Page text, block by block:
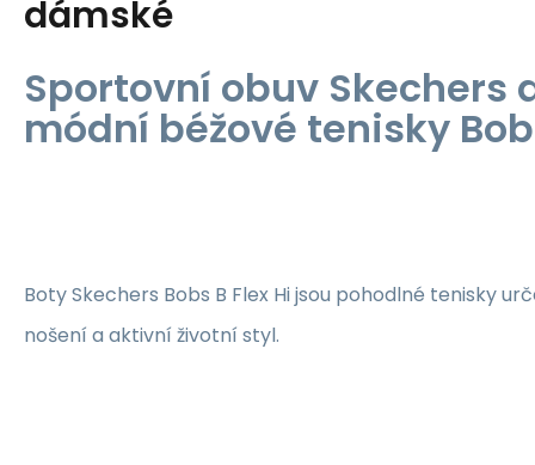
dámské
Sportovní obuv Skechers
módní béžové tenisky
Boty Skechers Bobs B Flex Hi jsou pohodlné tenisky
nošení a aktivní životní styl.